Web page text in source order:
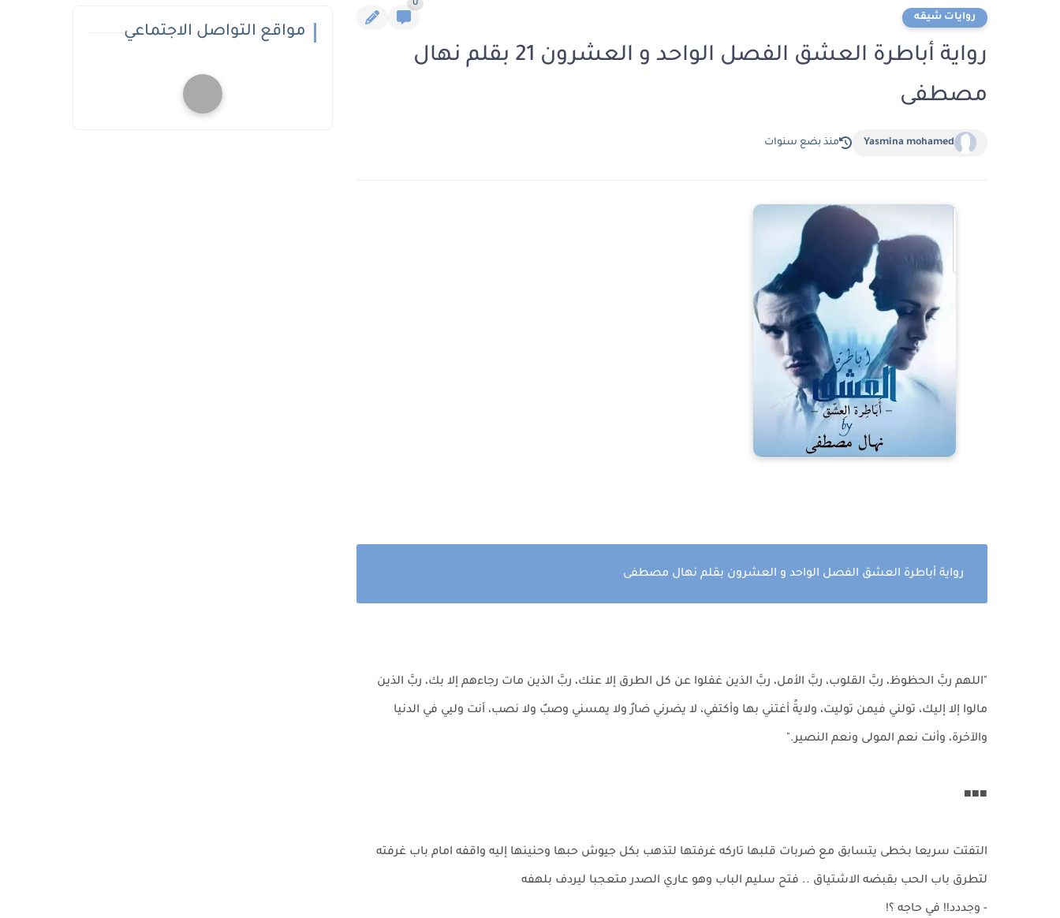
روايات شيقه
0
رواية أباطرة العشق الفصل الواحد و العشرون 21 بقلم نهال
مصطفى
Yasmina mohamed منذ بضع سنوات
رواية أباطرة العشق الفصل الواحد و العشرون بقلم نهال مصطفى
‏"اللهم ربَّ الحظوظ، ربَّ القلوب، ربَّ الأمل، ربَّ الذين غفلوا عن كل الطرق إلا عنك، ربَّ الذين مات رجاءهم إلا بك، ربَّ الذين
مالوا إلا إليك، تولني فيمن توليت، ولايةً أغتني بها وأكتفي، لا يضرني ضارٌ ولا يمسني وصبٌ ولا نصب، أنت وليي في الدنيا
والآخرة، وأنت نعم المولى ونعم النصير."
■■■
التفتت سريعا بخطى يتسابق مع ضربات قلبها تاركه غرفتها لتذهب بكل جيوش حبها وحنينها إليه واقفه امام باب غرفته
لتطرق باب الحب بقبضه الاشتياق .. فتح سليم الباب وهو عاري الصدر متعجبا ليردف بلهفه
- وجددد!! في حاجه ؟!
مواقع التواصل الاجتماعي